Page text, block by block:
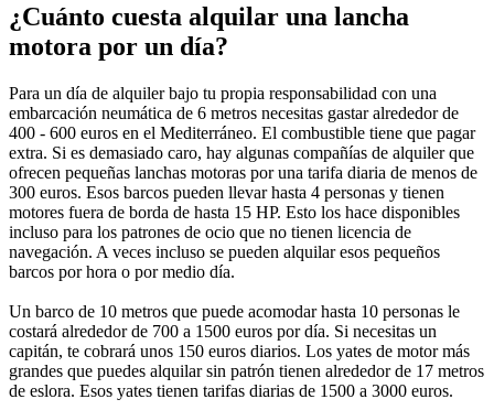
¿Cuánto cuesta alquilar una lancha
motora por un día?
Para un día de alquiler bajo tu propia responsabilidad con una
embarcación neumática de 6 metros necesitas gastar alrededor de
400 - 600 euros en el Mediterráneo. El combustible tiene que pagar
extra. Si es demasiado caro, hay algunas compañías de alquiler que
ofrecen pequeñas lanchas motoras por una tarifa diaria de menos de
300 euros. Esos barcos pueden llevar hasta 4 personas y tienen
motores fuera de borda de hasta 15 HP. Esto los hace disponibles
incluso para los patrones de ocio que no tienen licencia de
navegación. A veces incluso se pueden alquilar esos pequeños
barcos por hora o por medio día.
Un barco de 10 metros que puede acomodar hasta 10 personas le
costará alrededor de 700 a 1500 euros por día. Si necesitas un
capitán, te cobrará unos 150 euros diarios. Los yates de motor más
grandes que puedes alquilar sin patrón tienen alrededor de 17 metros
de eslora. Esos yates tienen tarifas diarias de 1500 a 3000 euros.